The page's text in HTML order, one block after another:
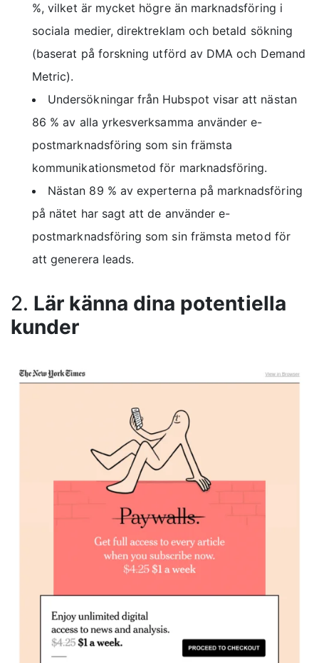
%, vilket är mycket högre än marknadsföring i
sociala medier, direktreklam och betald sökning
(baserat på forskning utförd av DMA och Demand
Metric).
Undersökningar från Hubspot visar att nästan
86 % av alla yrkesverksamma använder e-
postmarknadsföring som sin främsta
kommunikationsmetod för marknadsföring.
Nästan 89 % av experterna på marknadsföring
på nätet har sagt att de använder e-
postmarknadsföring som sin främsta metod för
att generera leads.
2. Lär känna dina potentiella
kunder